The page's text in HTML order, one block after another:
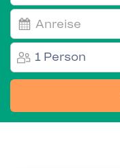
1 Person